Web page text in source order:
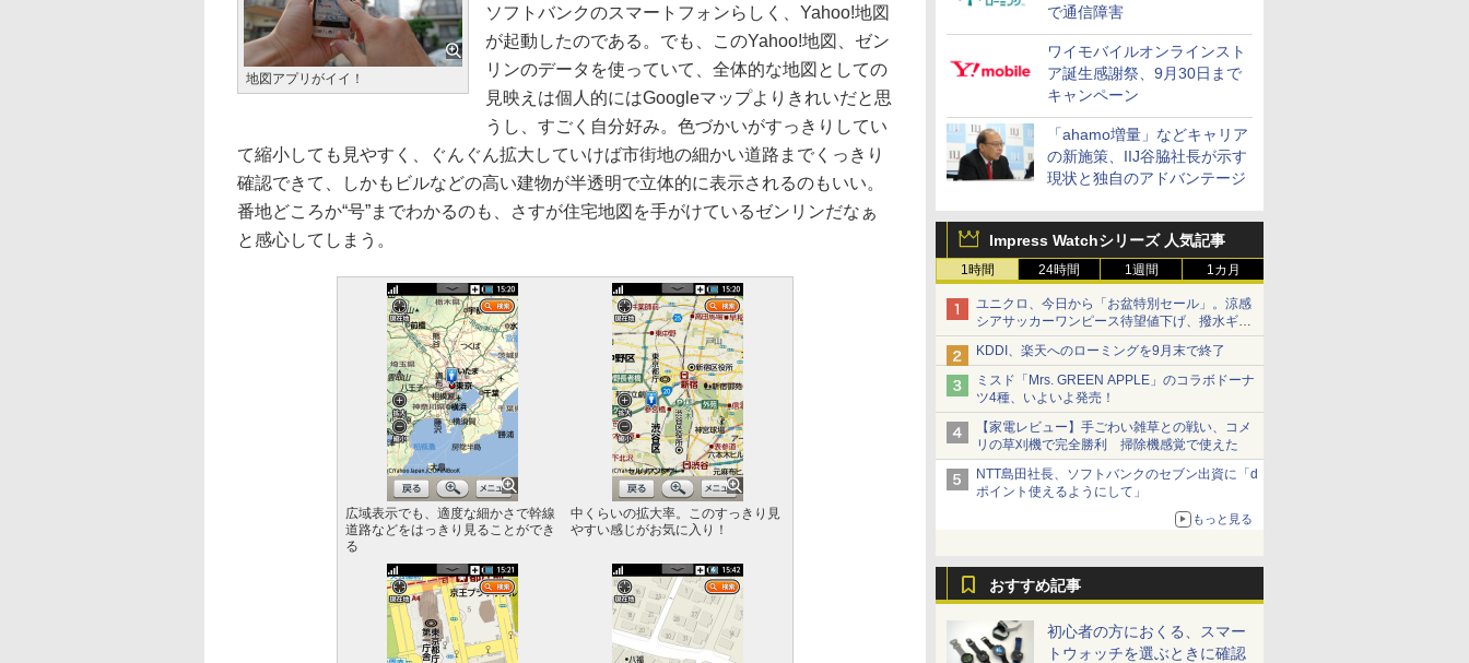
で通信障害
ワイモバイルオンラインスト
ア誕生感謝祭、9月30日まで
キャンペーン
「ahamo増量」などキャリア
の新施策、IIJ谷脇社長が示す
現状と独自のアドバンテージ
Impress Watchシリーズ 人気記事
1時間 24時間 1週間 1カ月
ユニクロ、今日から「お盆特別セール」。涼感
シアサッカーワンピース待望値下げ、撥水ギア
ショーツは1990円に
KDDI、楽天へのローミングを9月末で終了
ミスド「Mrs. GREEN APPLE」のコラボドーナ
ツ4種、いよいよ発売！
【家電レビュー】手ごわい雑草との戦い、コメ
リの草刈機で完全勝利 掃除機感覚で使えた
NTT島田社長、ソフトバンクのセブン出資に「d
ポイント使えるようにして」
もっと見る
おすすめ記事
初心者の方におくる、スマー
トウォッチを選ぶときに確認
地図アプリがイイ！
ソフトバンクのスマートフォンらしく、Yahoo!地図
が起動したのである。でも、このYahoo!地図、ゼン
リンのデータを使っていて、全体的な地図としての
見映えは個人的にはGoogleマップよりきれいだと思
うし、すごく自分好み。色づかいがすっきりしてい
て縮小しても見やすく、ぐんぐん拡大していけば市街地の細かい道路までくっきり
確認できて、しかもビルなどの高い建物が半透明で立体的に表示されるのもいい。
番地どころか“号”までわかるのも、さすが住宅地図を手がけているゼンリンだなぁ
と感心してしまう。
広域表示でも、適度な細かさで幹線
道路などをはっきり見ることができ
る
中くらいの拡大率。このすっきり見
やすい感じがお気に入り！